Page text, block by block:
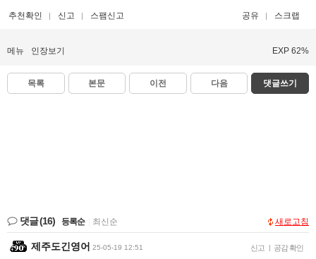
추천확인 신고 스팸신고 공유 스크랩
메뉴 인장보기 EXP 62%
목록 본문 이전 다음 댓글쓰기
댓글(16) 등록순 최신순 새로고침
제주도긴영어 25-05-19 12:51 신고 | 공감 확인